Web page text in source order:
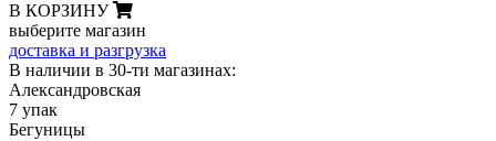
В КОРЗИНУ
выберите магазин
доставка и разгрузка
В наличии в 30-ти магазинах:
Александровская
7 упак
Бегуницы